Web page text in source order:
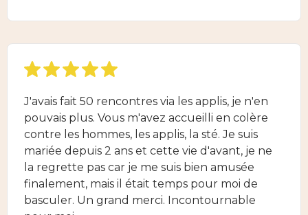
J'avais fait 50 rencontres via les applis, je n'en
pouvais plus. Vous m'avez accueilli en colère
contre les hommes, les applis, la sté. Je suis
mariée depuis 2 ans et cette vie d'avant, je ne
la regrette pas car je me suis bien amusée
finalement, mais il était temps pour moi de
basculer. Un grand merci. Incontournable